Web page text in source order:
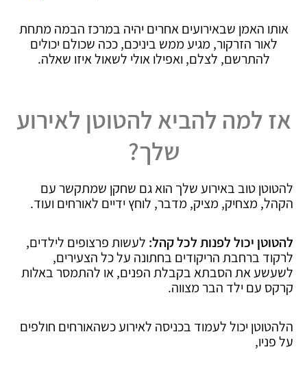
אותו האמן שבאירועים אחרים יהיה במרכז הבמה מתחת
לאור הזרקור, מגיע ממש ביניכם, ככה שכולם יכולים
להתרשם, לצלם, ואפילו אולי לשאול איזו שאלה.
אז למה להביא להטוטן לאירוע
שלך?
להטוטן טוב באירוע שלך הוא גם שחקן שמתקשר עם
הקהל, מצחיק, מציק, מדבר, לוחץ ידיים לאורחים ועוד.
להטוטן יכול לפנות לכל קהל: לעשות פרצופים לילדים,
לרקוד ברחבת הריקודים בחתונה על כל הצעירים,
לשעשע את הסבתא בקבלת הפנים, או להתמסר באלות
קרקס עם ילד הבר מצווה.
הלהטוטן יכול לעמוד בכניסה לאירוע כשהאורחים חולפים
על פניו,